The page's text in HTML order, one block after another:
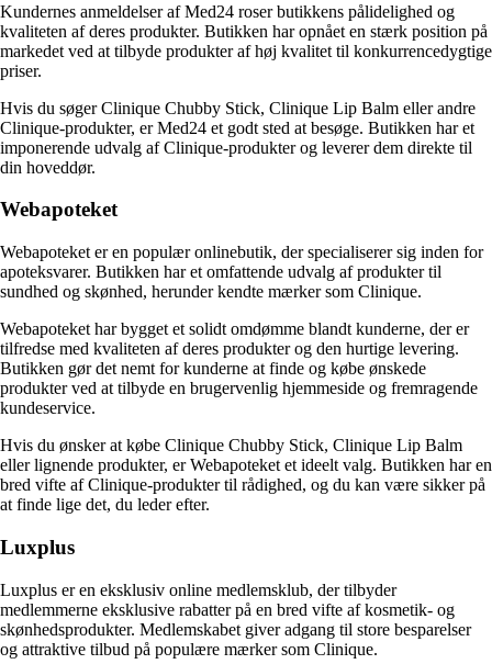
Kundernes anmeldelser af Med24 roser butikkens pålidelighed og
kvaliteten af deres produkter. Butikken har opnået en stærk position på
markedet ved at tilbyde produkter af høj kvalitet til konkurrencedygtige
priser.
Hvis du søger Clinique Chubby Stick, Clinique Lip Balm eller andre
Clinique-produkter, er Med24 et godt sted at besøge. Butikken har et
imponerende udvalg af Clinique-produkter og leverer dem direkte til
din hoveddør.
Webapoteket
Webapoteket er en populær onlinebutik, der specialiserer sig inden for
apoteksvarer. Butikken har et omfattende udvalg af produkter til
sundhed og skønhed, herunder kendte mærker som Clinique.
Webapoteket har bygget et solidt omdømme blandt kunderne, der er
tilfredse med kvaliteten af deres produkter og den hurtige levering.
Butikken gør det nemt for kunderne at finde og købe ønskede
produkter ved at tilbyde en brugervenlig hjemmeside og fremragende
kundeservice.
Hvis du ønsker at købe Clinique Chubby Stick, Clinique Lip Balm
eller lignende produkter, er Webapoteket et ideelt valg. Butikken har en
bred vifte af Clinique-produkter til rådighed, og du kan være sikker på
at finde lige det, du leder efter.
Luxplus
Luxplus er en eksklusiv online medlemsklub, der tilbyder
medlemmerne eksklusive rabatter på en bred vifte af kosmetik- og
skønhedsprodukter. Medlemskabet giver adgang til store besparelser
og attraktive tilbud på populære mærker som Clinique.